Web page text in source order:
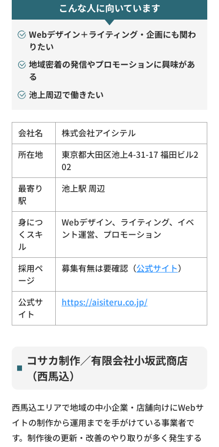
こんな人に向いています
Webデザイン＋ライティング・企画にも関わ
りたい
地域密着の発信やプロモーションに興味があ
る
池上周辺で働きたい
会社名
株式会社アイシテル
所在地
東京都大田区池上4-31-17 福田ビル2
02
最寄り
駅
池上駅 周辺
身につ
くスキ
ル
Webデザイン、ライティング、イベ
ント運営、プロモーション
採用ペ
ージ
募集有無は要確認（公式サイト）
公式サ
イト
https://aisiteru.co.jp/
コサカ制作／有限会社小坂武商店
（西馬込）
西馬込エリアで地域の中小企業・店舗向けにWebサ
イトの制作から運用までを手がけている事業者で
す。制作後の更新・改善のやり取りが多く発生する